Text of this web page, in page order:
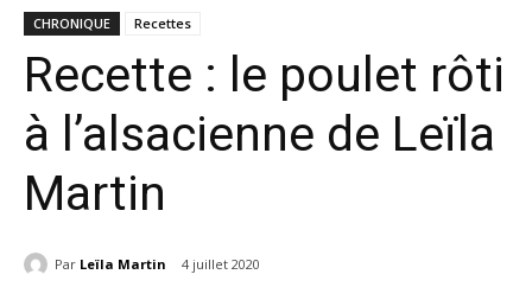
CHRONIQUE Recettes
Recette : le poulet rôti
à l’alsacienne de Leïla
Martin
Par Leïla Martin 4 juillet 2020